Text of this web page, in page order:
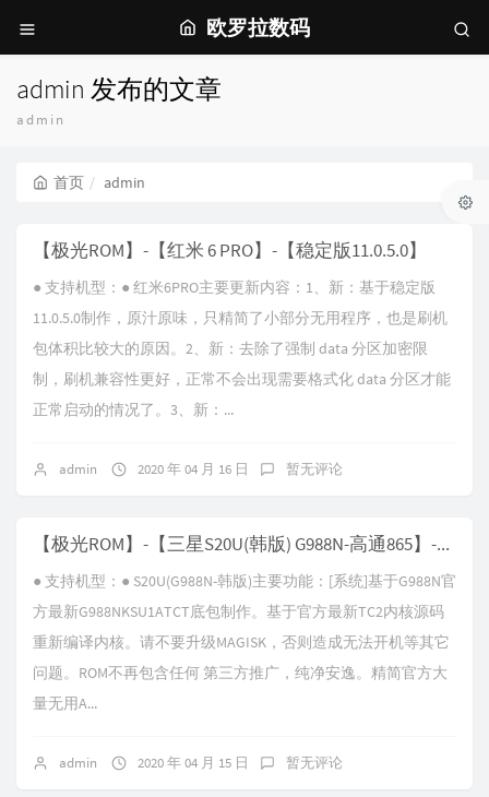
欧罗拉数码
admin 发布的文章
admin
首页 admin
【极光ROM】-【红米 6 PRO】-【稳定版11.0.5.0】
● 支持机型：● 红米6PRO主要更新内容：1、新：基于稳定版
11.0.5.0制作，原汁原味，只精简了小部分无用程序，也是刷机
包体积比较大的原因。2、新：去除了强制 data 分区加密限
制，刷机兼容性更好，正常不会出现需要格式化 data 分区才能
正常启动的情况了。3、新：...
admin 2020 年 04 月 16 日 暂无评论
【极光ROM】-【三星S20U(韩版) G988N-高通865】-【V1.0 Android-Q-TCT】
● 支持机型：● S20U(G988N-韩版)主要功能：[系统]基于G988N官
方最新G988NKSU1ATCT底包制作。基于官方最新TC2内核源码
重新编译内核。请不要升级MAGISK，否则造成无法开机等其它
问题。ROM不再包含任何 第三方推广，纯净安逸。精简官方大
量无用A...
admin 2020 年 04 月 15 日 暂无评论